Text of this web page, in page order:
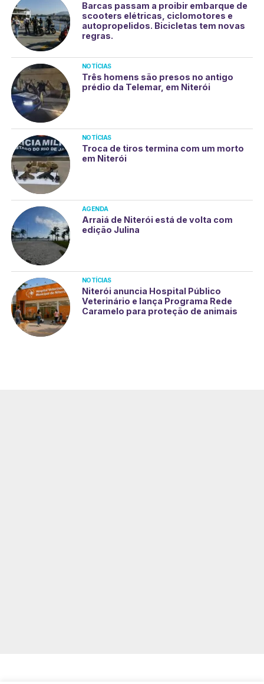
Barcas passam a proibir embarque de
scooters elétricas, ciclomotores e
autopropelidos. Bicicletas tem novas
regras.
NOTÍCIAS
Três homens são presos no antigo
prédio da Telemar, em Niterói
NOTÍCIAS
Troca de tiros termina com um morto
em Niterói
AGENDA
Arraiá de Niterói está de volta com
edição Julina
NOTÍCIAS
Niterói anuncia Hospital Público
Veterinário e lança Programa Rede
Caramelo para proteção de animais